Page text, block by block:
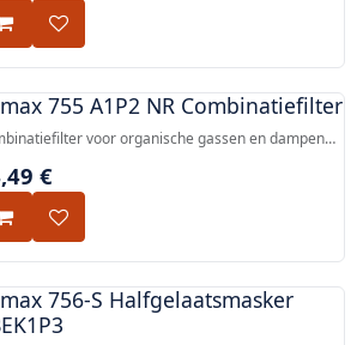
755 A1P2 NR Combinatiefilter
voor organische gassen en dampen
Climax ademhalingsmaskers 755, 756 en 810,
€
756-S Halfgelaatsmasker